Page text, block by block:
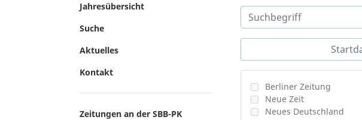
Jahresübersicht
Suche
Aktuelles
Kontakt
Zeitungen an der SBB-PK
Berliner Zeitung
Neue Zeit
Neues Deutschland